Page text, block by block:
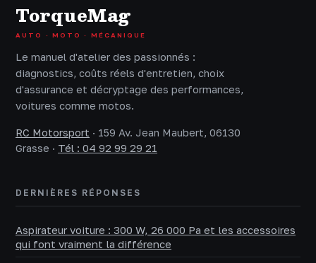
TorqueMag
AUTO · MOTO · MÉCANIQUE
Le manuel d'atelier des passionnés :
diagnostics, coûts réels d'entretien, choix
d'assurance et décryptage des performances,
voitures comme motos.
RC Motorsport · 159 Av. Jean Maubert, 06130
Grasse · Tél : 04 92 99 29 21
DERNIÈRES RÉPONSES
Aspirateur voiture : 300 W, 26 000 Pa et les accessoires
qui font vraiment la différence